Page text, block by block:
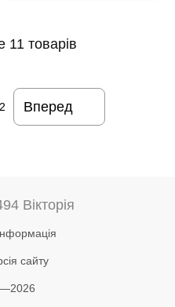
11 товарів
Вперед
Вікторія
сайту